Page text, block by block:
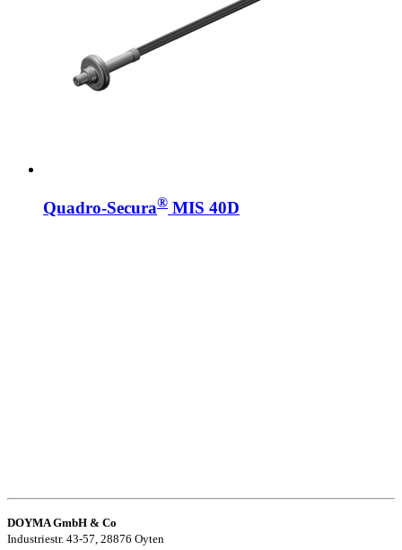
Quadro-Secura® MIS 40D
DOYMA GmbH & Co
Industriestr. 43-57, 28876 Oyten